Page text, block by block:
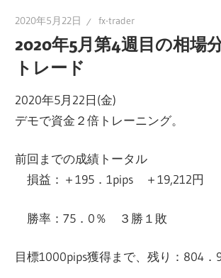
2020年5月22日 fx-trader
2020年5月第4週目の相場
トレード
2020年5月22日(金)
デモで資金２倍トレーニング。
前回までの成績トータル
損益：＋195．1pips ＋19,212円
勝率：75．0％ ３勝１敗
目標1000pips獲得まで、残り：804．